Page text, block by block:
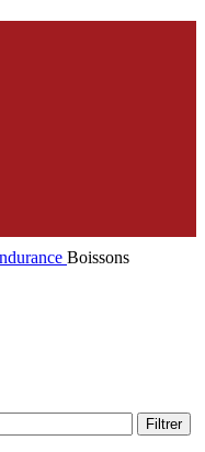
Boissons
Filtrer